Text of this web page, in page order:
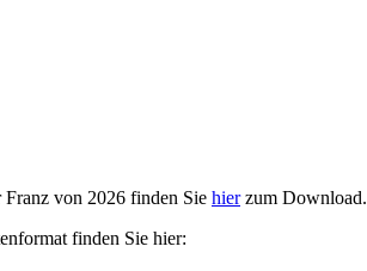
von 2026 finden Sie hierzum Download.
finden Sie hier: